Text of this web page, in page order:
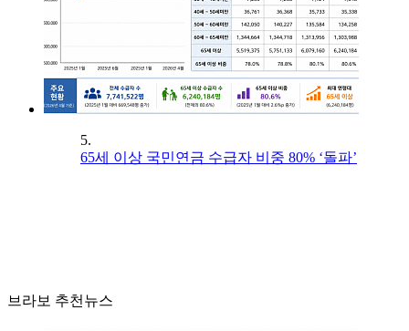
5.
65세 이상 국민연금 수급자 비중 80% ‘돌파’
브라보 추천뉴스